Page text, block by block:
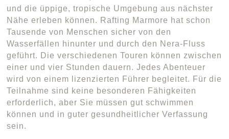
und die üppige, tropische Umgebung aus nächster
Nähe erleben können. Rafting Marmore hat schon
Tausende von Menschen sicher von den
Wasserfällen hinunter und durch den Nera-Fluss
geführt. Die verschiedenen Touren können zwischen
einer und vier Stunden dauern. Jedes Abenteuer
wird von einem lizenzierten Führer begleitet. Für die
Teilnahme sind keine besonderen Fähigkeiten
erforderlich, aber Sie müssen gut schwimmen
können und in guter gesundheitlicher Verfassung
sein.